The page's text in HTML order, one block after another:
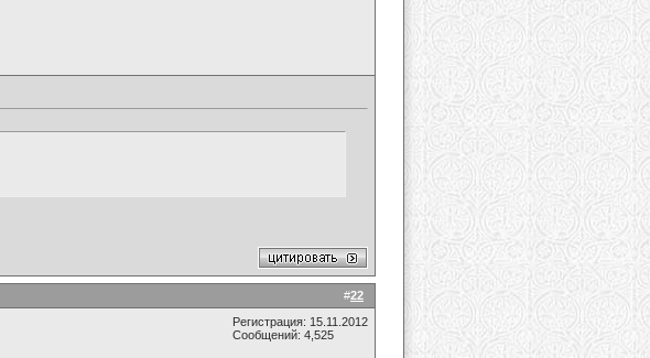
#22
Регистрация: 15.11.2012
Сообщений: 4,525